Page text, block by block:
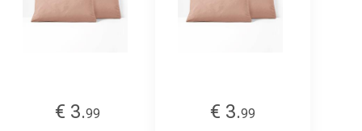
€ 3.99
€ 3.99